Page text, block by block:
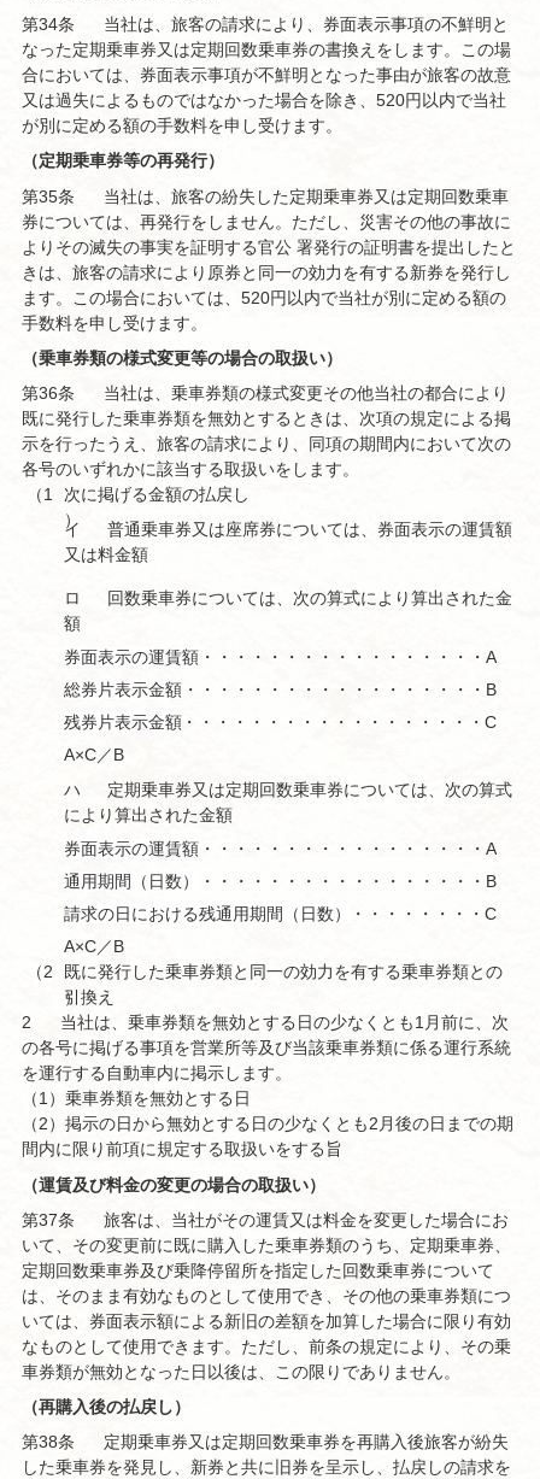
第34条
当社は、旅客の請求により、券面表示事項の不鮮明と
なった定期乗車券又は定期回数乗車券の書換えをします。この場
合においては、券面表示事項が不鮮明となった事由が旅客の故意
又は過失によるものではなかった場合を除き、520円以内で当社
が別に定める額の手数料を申し受けます。
（定期乗車券等の再発行）
第35条
当社は、旅客の紛失した定期乗車券又は定期回数乗車
券については、再発行をしません。ただし、災害その他の事故に
よりその滅失の事実を証明する官公 署発行の証明書を提出したと
きは、旅客の請求により原券と同一の効力を有する新券を発行し
ます。この場合においては、520円以内で当社が別に定める額の
手数料を申し受けます。
（乗車券類の様式変更等の場合の取扱い）
第36条
当社は、乗車券類の様式変更その他当社の都合により
既に発行した乗車券類を無効とするときは、次項の規定による掲
示を行ったうえ、旅客の請求により、同項の期間内において次の
各号のいずれかに該当する取扱いをします。
（1
）
次に掲げる金額の払戻し
イ
普通乗車券又は座席券については、券面表示の運賃額
又は料金額
ロ
回数乗車券については、次の算式により算出された金
額
券面表示の運賃額・・・・・・・・・・・・・・・・・・・・A
総券片表示金額・・・・・・・・・・・・・・・・・・・・B
残券片表示金額・・・・・・・・・・・・・・・・・・・・C
A×C／B
ハ
定期乗車券又は定期回数乗車券については、次の算式
により算出された金額
券面表示の運賃額・・・・・・・・・・・・・・・・・・・・A
通用期間（日数）・・・・・・・・・・・・・・・・・・・・B
請求の日における残通用期間（日数）
・・・・・・・・・・・・・・・・・・・・C
A×C／B
（2
）
既に発行した乗車券類と同一の効力を有する乗車券類との
引換え
2
当社は、乗車券類を無効とする日の少なくとも1月前に、次
の各号に掲げる事項を営業所等及び当該乗車券類に係る運行系統
を運行する自動車内に掲示します。
（1） 乗車券類を無効とする日
（2） 掲示の日から無効とする日の少なくとも2月後の日までの期
間内に限り前項に規定する取扱いをする旨
（運賃及び料金の変更の場合の取扱い）
第37条
旅客は、当社がその運賃又は料金を変更した場合にお
いて、その変更前に既に購入した乗車券類のうち、定期乗車券、
定期回数乗車券及び乗降停留所を指定した回数乗車券について
は、そのまま有効なものとして使用でき、その他の乗車券類につ
いては、券面表示額による新旧の差額を加算した場合に限り有効
なものとして使用できます。ただし、前条の規定により、その乗
車券類が無効となった日以後は、この限りでありません。
（再購入後の払戻し）
第38条
定期乗車券又は定期回数乗車券を再購入後旅客が紛失
した乗車券を発見し、新券と共に旧券を呈示し、払戻しの請求を